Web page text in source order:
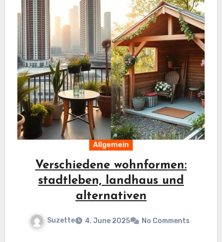
Allgemein
Verschiedene wohnformen:
stadtleben, landhaus und
alternativen
Suzette 4. June 2025 No Comments